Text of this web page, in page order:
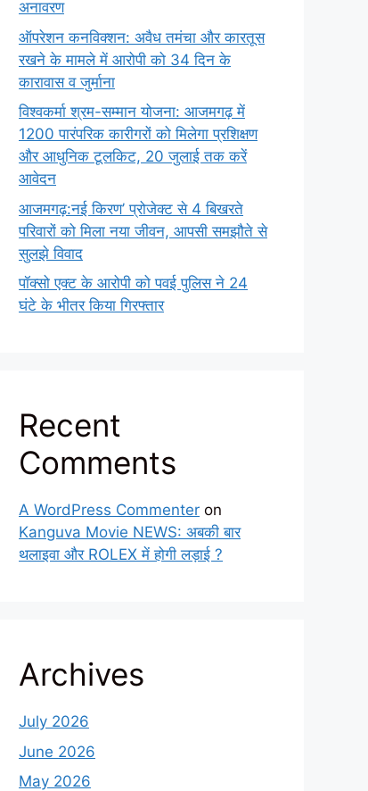
अनावरण
ऑपरेशन कनविक्शन: अवैध तमंचा और कारतूस
रखने के मामले में आरोपी को 34 दिन के
कारावास व जुर्माना
विश्वकर्मा श्रम-सम्मान योजना: आजमगढ़ में
1200 पारंपरिक कारीगरों को मिलेगा प्रशिक्षण
और आधुनिक टूलकिट, 20 जुलाई तक करें
आवेदन
आजमगढ़:नई किरण’ प्रोजेक्ट से 4 बिखरते
परिवारों को मिला नया जीवन, आपसी समझौते से
सुलझे विवाद
पॉक्सो एक्ट के आरोपी को पवई पुलिस ने 24
घंटे के भीतर किया गिरफ्तार
Recent
Comments
A WordPress Commenter on
Kanguva Movie NEWS: अबकी बार
थलाइवा और ROLEX में होगी लड़ाई ?
Archives
July 2026
June 2026
May 2026